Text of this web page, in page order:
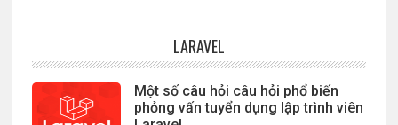
LARAVEL
Một số câu hỏi câu hỏi phổ biến
phỏng vấn tuyển dụng lập trình viên